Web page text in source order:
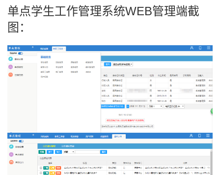
单点学生工作管理系统WEB管理端截
图：